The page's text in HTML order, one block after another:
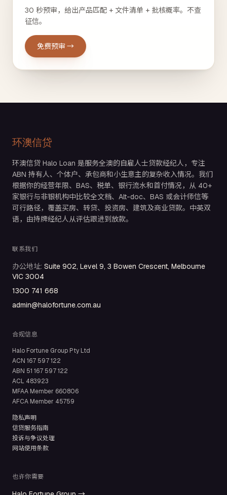
30 秒预审，给出产品匹配 + 文件清单 + 批核概率。不查
征信。
免费预审 →
环澳信贷
环澳信贷 Halo Loan 是服务全澳的自雇人士贷款经纪人，专注
ABN 持有人、个体户、承包商和小生意主的复杂收入情况。我们
根据你的经营年限、BAS、税单、银行流水和首付情况，从 40+
家银行与非银机构中比较全文档、Alt-doc、BAS 或会计师信等
可行路径，覆盖买房、转贷、投资房、建筑及商业贷款。中英双
语，由持牌经纪人从评估跟进到放款。
联系我们
办公地址: Suite 902, Level 9, 3 Bowen Crescent, Melbourne
VIC 3004
1300 741 668
admin@halofortune.com.au
合规信息
Halo Fortune Group Pty Ltd
ACN 167 597 122
ABN 51 167 597 122
ACL 483923
MFAA Member 660806
AFCA Member 45759
隐私声明
信贷服务指南
投诉与争议处理
网站使用条款
也许你需要